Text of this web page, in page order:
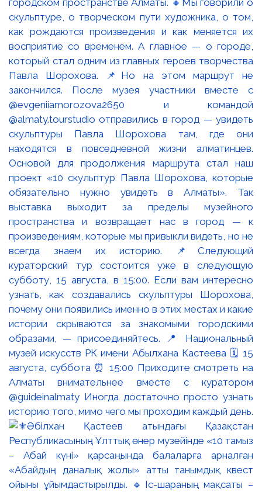
скульптуре, о творческом пути художника, о том,
как рождаются произведения и как меняется их
восприятие со временем. А главное — о городе,
который стал одним из главных героев творчества
Павла Шорохова. 📌Но на этом маршрут не
закончился. После музея участники вместе с
@evgeniiamorozova2650 и командой
@almaty.tourstudio отправились в город — увидеть
скульптуры Павла Шорохова там, где они
находятся в повседневной жизни алматинцев.
Основой для продолжения маршрута стал наш
проект «10 скульптур Павла Шорохова, которые
обязательно нужно увидеть в Алматы». Так
выставка выходит за пределы музейного
пространства и возвращает нас в город — к
произведениям, которые мы привыкли видеть, но не
всегда знаем их историю. 📌Следующий
кураторский тур состоится уже в следующую
субботу, 15 августа, в 15:00. Если вам интересно
узнать, как создавались скульптуры Шорохова,
почему они появились именно в этих местах и какие
истории скрываются за знакомыми городскими
образами, — присоединяйтесь. 📍 Национальный
музей искусств РК имени Абылхана Кастеева 🗓 15
августа, суббота ⏰ 15:00 Приходите смотреть на
Алматы внимательнее вместе с куратором
@guideinalmaty Иногда достаточно просто узнать
историю того, мимо чего мы проходим каждый день.